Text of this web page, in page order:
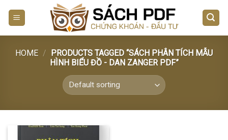
HOME /
PRODUCTS TAGGED “SÁCH PHÂN TÍCH MẪU
HÌNH BIỂU ĐỒ - DAN ZANGER PDF”